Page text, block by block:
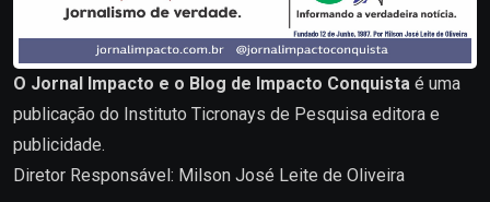
O Jornal Impacto e o Blog de Impacto Conquista é uma
publicação do Instituto Ticronays de Pesquisa editora e
publicidade.
Diretor Responsável: Milson José Leite de Oliveira